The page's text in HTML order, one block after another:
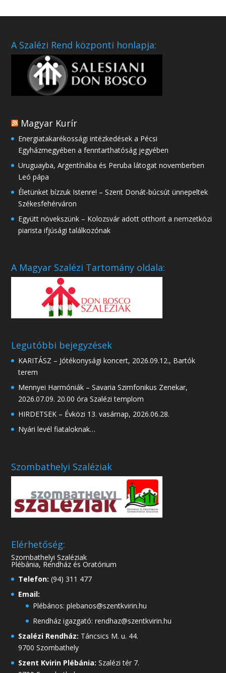
A Szalézi Rend központi honlapja:
Magyar Kurír
Energiatakarékossági intézkedések a Pécsi
Egyházmegyében a fenntarthatóság jegyében
Uruguayba, Argentínába és Peruba látogat novemberben
Leó pápa
Életünket bízzuk Istenre! – Szent Donát-búcsút ünnepeltek
Székesfehérváron
Együtt növekszünk – Kolozsvár adott otthont a nemzetközi
piarista ifjúsági találkozónak
A Magyar Szalézi Tartomány oldala:
Legutóbbi bejegyzések
KARITÁSZ – Jótékonysági koncert, 2026.09.12., Bartók
terem
Mennyei Harmóniák – Savaria Szimfonikus Zenekar,
2026.07.09. 20.00 óra Szalézi templom
HIRDETSEK – Évközi 13. vasárnap, 2026.06.28.
Nyári levél fiataloknak…
Szombathelyi Szaléziak
Elérhetőség:
Szombathelyi Szaléziak
Plébánia, Rendház és Oratórium
Telefon:(94) 311 477
Email:
Plébános: plebanos@szentkvirin.hu
Rendház igazgató: rendhaz@szentkvirin.hu
Szalézi Rendház: Táncsics M. u. 44.
9700 Szombathely
Szent Kvirin Plébánia: Szalézi tér 7.